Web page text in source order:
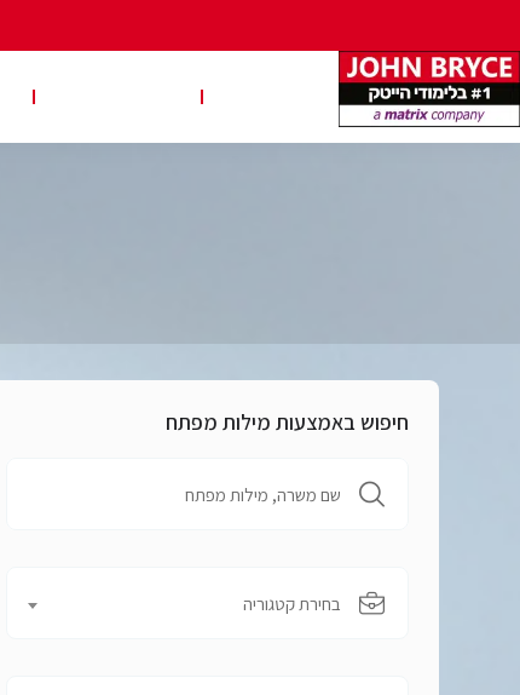
חיפוש באמצעות מילות מפתח
בחירת קטגוריה